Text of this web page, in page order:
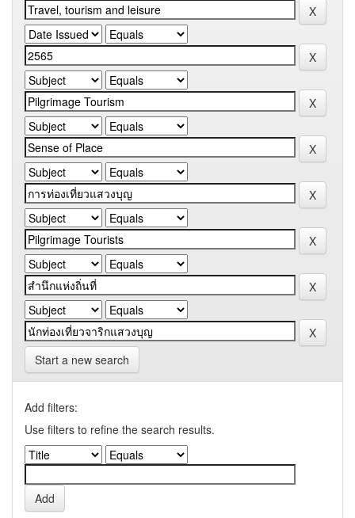
Start a new search
Add filters:
Use filters to refine the search results.